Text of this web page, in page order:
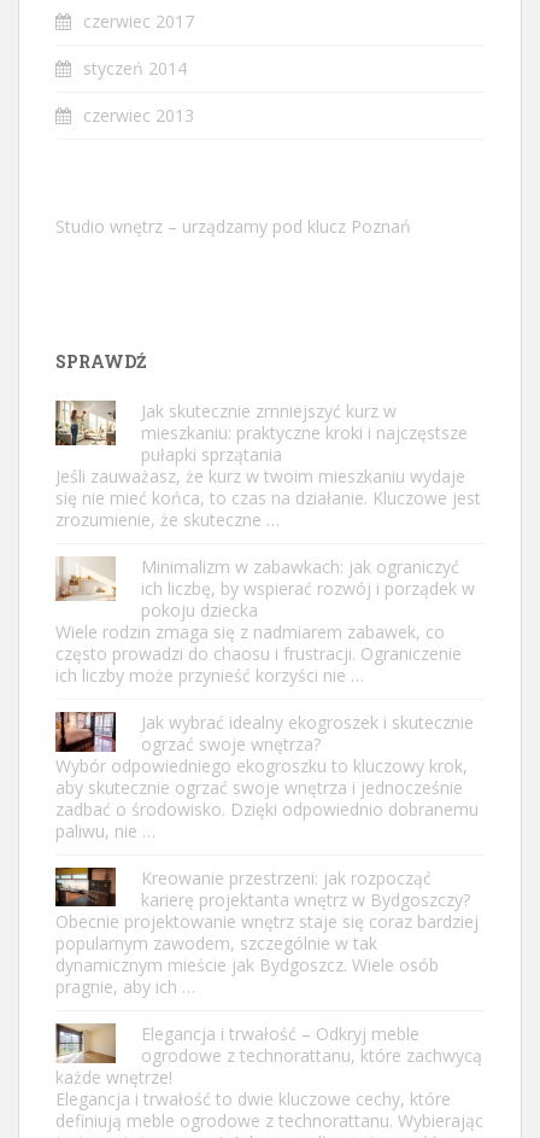
czerwiec 2017
styczeń 2014
czerwiec 2013
Studio wnętrz – urządzamy pod klucz Poznań
SPRAWDŹ
Jak skutecznie zmniejszyć kurz w
mieszkaniu: praktyczne kroki i najczęstsze
pułapki sprzątania
Jeśli zauważasz, że kurz w twoim mieszkaniu wydaje
się nie mieć końca, to czas na działanie. Kluczowe jest
zrozumienie, że skuteczne …
Minimalizm w zabawkach: jak ograniczyć
ich liczbę, by wspierać rozwój i porządek w
pokoju dziecka
Wiele rodzin zmaga się z nadmiarem zabawek, co
często prowadzi do chaosu i frustracji. Ograniczenie
ich liczby może przynieść korzyści nie …
Jak wybrać idealny ekogroszek i skutecznie
ogrzać swoje wnętrza?
Wybór odpowiedniego ekogroszku to kluczowy krok,
aby skutecznie ogrzać swoje wnętrza i jednocześnie
zadbać o środowisko. Dzięki odpowiednio dobranemu
paliwu, nie …
Kreowanie przestrzeni: jak rozpocząć
karierę projektanta wnętrz w Bydgoszczy?
Obecnie projektowanie wnętrz staje się coraz bardziej
popularnym zawodem, szczególnie w tak
dynamicznym mieście jak Bydgoszcz. Wiele osób
pragnie, aby ich …
Elegancja i trwałość – Odkryj meble
ogrodowe z technorattanu, które zachwycą
każde wnętrze!
Elegancja i trwałość to dwie kluczowe cechy, które
definiują meble ogrodowe z technorattanu. Wybierając